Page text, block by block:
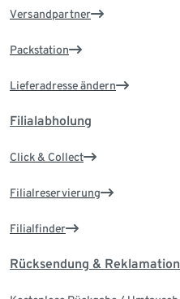
Versandpartner
Packstation
Lieferadresse ändern
Filialabholung
Click & Collect
Filialreservierung
Filialfinder
Rücksendung & Reklamation